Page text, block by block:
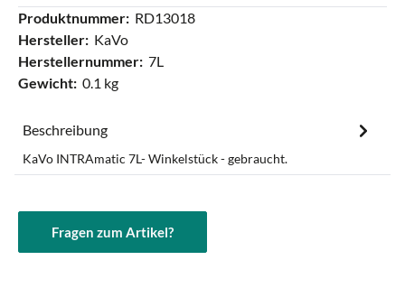
Produktnummer: RD13018
Hersteller: KaVo
Herstellernummer: 7L
Gewicht: 0.1 kg
Beschreibung
KaVo INTRAmatic 7L- Winkelstück - gebraucht.
Fragen zum Artikel?